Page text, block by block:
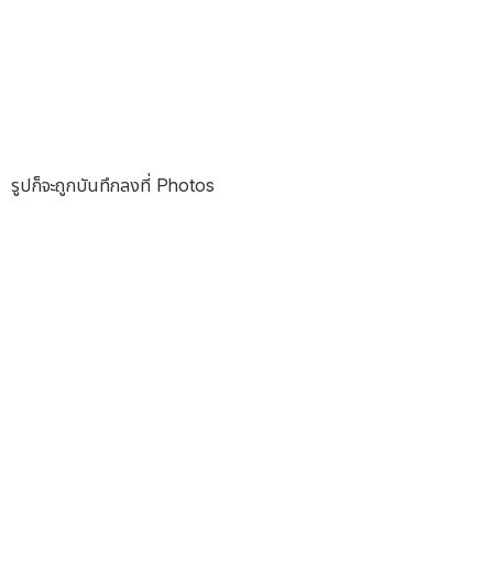
รูปก็จะถูกบันทึกลงที่ Photos